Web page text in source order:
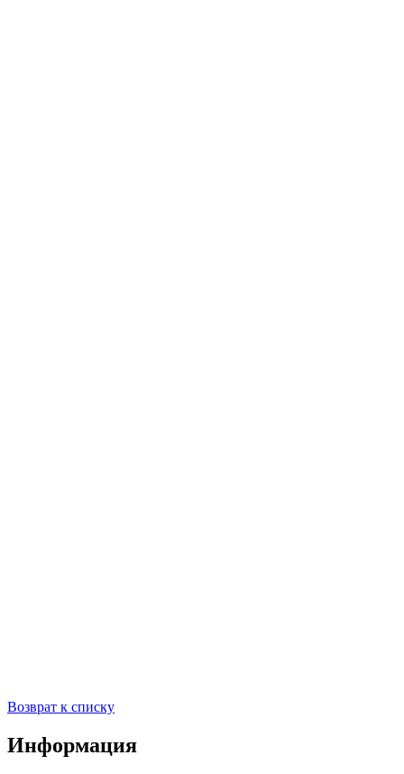
Возврат к списку
Информация